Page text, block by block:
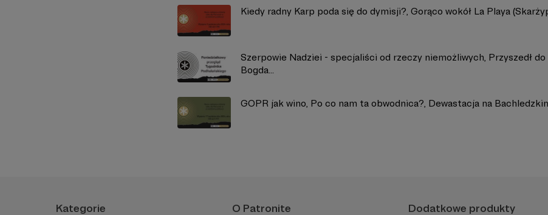
Kiedy radny Karp poda się do dymisji?, Gorąco wokół La Playa
Szerpowie Nadziei - specjaliści od rzeczy niemożliwych, Przyszedł do
Bogda...
GOPR jak wino, Po co nam ta obwodnica?, Dewastacja na
Kategorie O Patronite Dodatkowe produkty